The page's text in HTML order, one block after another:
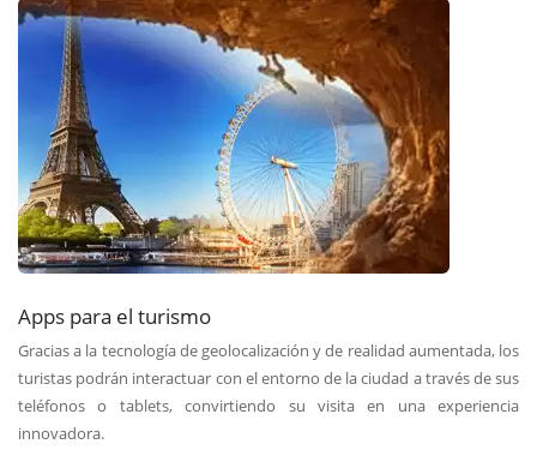
Apps para el turismo
Gracias a la tecnología de geolocalización y de realidad aumentada, los
turistas podrán interactuar con el entorno de la ciudad a través de sus
teléfonos o tablets, convirtiendo su visita en una experiencia
innovadora.